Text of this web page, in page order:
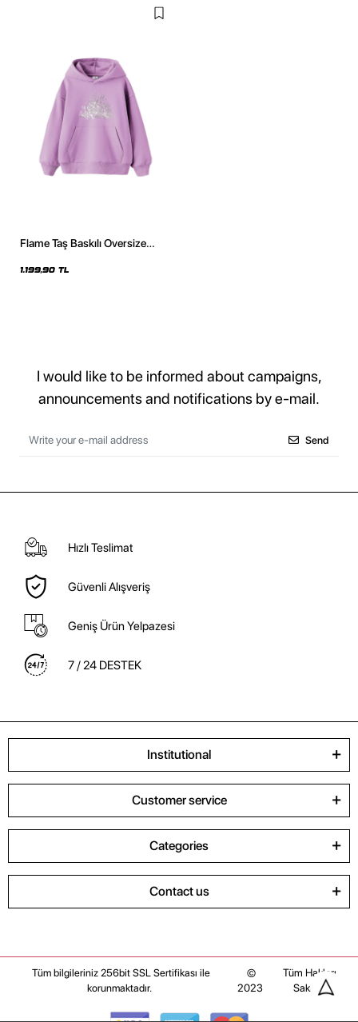
Flame Taş Baskılı Oversize
1.199,90 TL
I would like to be informed about campaigns,
announcements and notifications by e-mail.
Send
Hızlı Teslimat
Güvenli Alışveriş
Geniş Ürün Yelpazesi
7 / 24 DESTEK
Institutional
Customer service
Categories
Contact us
Tüm bilgileriniz 256bit SSL Sertifikası ile
korunmaktadır.
©
2023
Tüm Hakları
Saklıdır